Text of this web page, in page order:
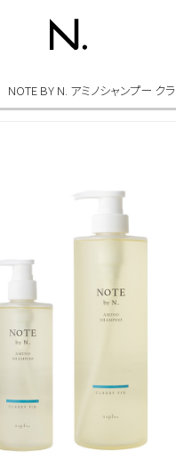
NOTE BY N. アミノシャンプー ク